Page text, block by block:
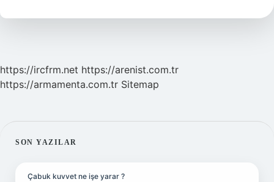
Gelir
https://ircfrm.net https://arenist.com.tr
https://armamenta.com.tr Sitemap
SIDEBAR
SON YAZILAR
Çabuk kuvvet ne işe yarar ?